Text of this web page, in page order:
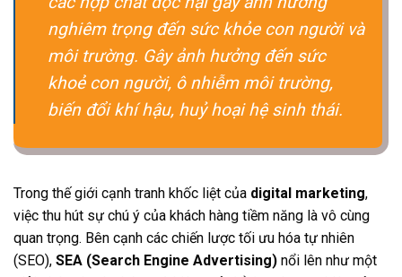
nghiêm trọng đến sức khỏe con người và
môi trường. Gây ảnh hưởng đến sức
khoẻ con người, ô nhiễm môi trường,
biến đổi khí hậu, huỷ hoại hệ sinh thái.
Trong thế giới cạnh tranh khốc liệt của digital marketing,
việc thu hút sự chú ý của khách hàng tiềm năng là vô cùng
quan trọng. Bên cạnh các chiến lược tối ưu hóa tự nhiên
(SEO), SEA (Search Engine Advertising) nổi lên như một